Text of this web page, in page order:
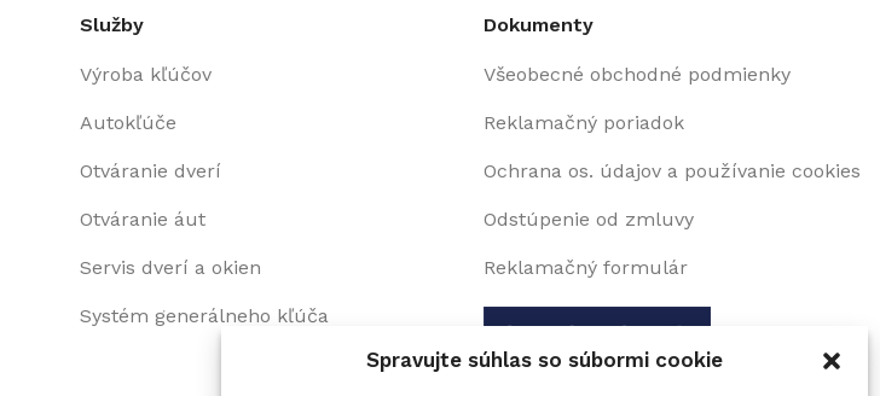
Spravujte súhlas so súbormi cookie
Služby
Výroba kľúčov
Autokľúče
Otváranie dverí
Otváranie áut
Servis dverí a okien
Systém generálneho kľúča
Dokumenty
Všeobecné obchodné podmienky
Reklamačný poriadok
Ochrana os. údajov a používanie cookies
Odstúpenie od zmluvy
Reklamačný formulár